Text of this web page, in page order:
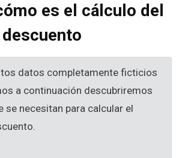
es el cálculo del
datos completamente ficticios
a continuación descubriremos
se necesitan para calcular el